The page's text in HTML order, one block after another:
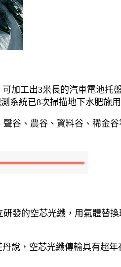
加工出3米長的汽車電池
系統已8次掃描地下水肥
谷、農谷、資料谷、稀金
發的空芯光纖，用氣體替
說，空芯光纖傳輸具有超